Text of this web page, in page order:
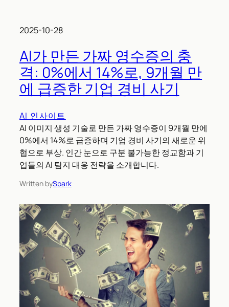
2025-10-28
AI가 만든 가짜 영수증의 충
격: 0%에서 14%로, 9개월 만
에 급증한 기업 경비 사기
AI 인사이트
AI 이미지 생성 기술로 만든 가짜 영수증이 9개월 만에
0%에서 14%로 급증하며 기업 경비 사기의 새로운 위
협으로 부상. 인간 눈으로 구분 불가능한 정교함과 기
업들의 AI 탐지 대응 전략을 소개합니다.
Written bySpark